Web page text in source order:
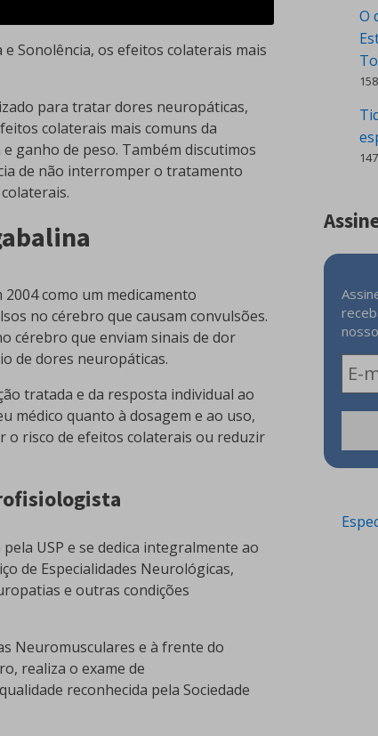
Sonolência, os efeitos colaterais mais
para tratar dores neuropáticas,
colaterais mais comuns da
ganho de peso. Também discutimos
de não interromper o tratamento
como um medicamento
no cérebro que causam convulsões.
cérebro que enviam sinais de dor
de dores neuropáticas.
tratada e da resposta individual ao
médico quanto à dosagem e ao uso,
o risco de efeitos colaterais ou reduzir
USP e se dedica integralmente ao
de Especialidades Neurológicas,
e outras condições
Neuromusculares e à frente do
realiza o exame de
reconhecida pela Sociedade
O